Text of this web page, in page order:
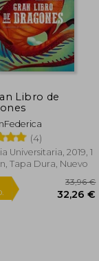
5%
dcto.
Libro de
(4)
Universitaria, 2019, 1
Tapa Dura, Nuevo